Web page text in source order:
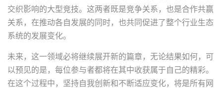
交织影响的大型竞技。这两者既是竞争关系，也是合作共赢
关系，在推动各自发展的同时，也共同促进了整个行业生态
系统的发展变化。
未来，这一领域必将继续展开新的篇章，无论结果如何，可
以预见的是，每位参与者都将在其中收获属于自己的精彩。
在这个过程中，坚持自我创新和不断适应变化，将是所有网